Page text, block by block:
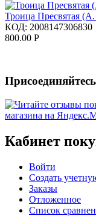
Троица Пресвятая
КОД: 2008147306830
800.00 Р
Кабинет
Войти
Создать
Заказы
Отложенное
Список